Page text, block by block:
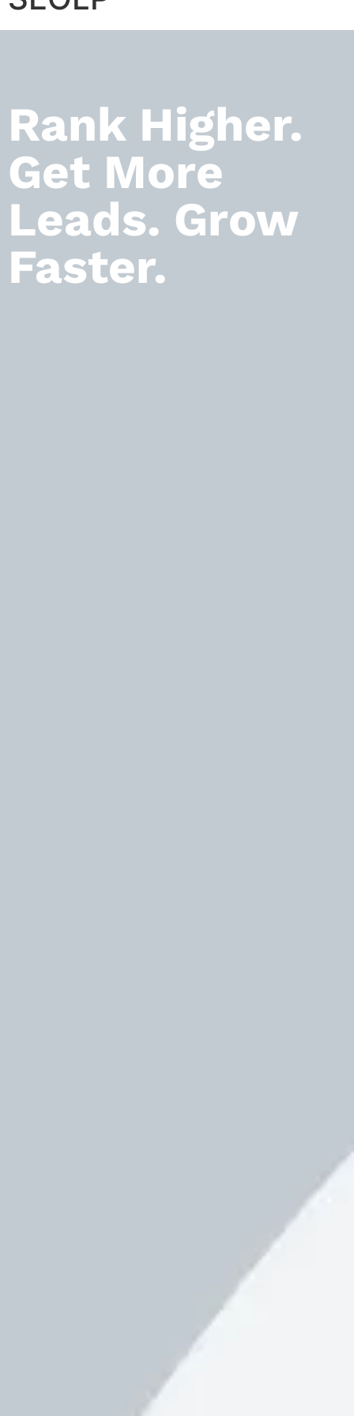
Rank Higher.
Get More
Leads. Grow
Faster.